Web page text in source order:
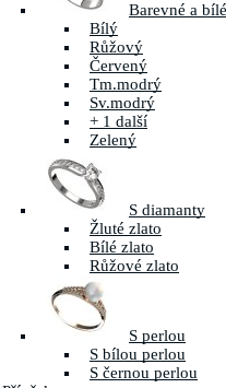
Barevné a
Bílý
Růžový
Červený
Tm.modrý
Sv.modrý
+ 1 další
Zelený
S diamanty
Žluté zlato
Bílé zlato
Růžové zlato
S perlou
S bílou perlou
S černou perlou